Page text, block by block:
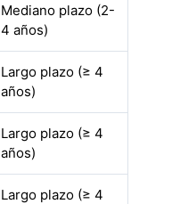
Mediano plazo (2-
4 años)
Largo plazo (≥ 4
años)
Largo plazo (≥ 4
años)
Largo plazo (≥ 4